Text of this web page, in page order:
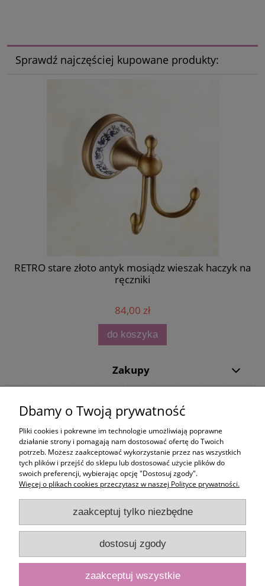
Sprawdź najczęściej kupowane produkty:
RETRO stare złoto antyk mosiądz wieszak haczyk na
ręczniki
84,00 zł
do koszyka
Zakupy
Moje konto
Informacje
Dbamy o Twoją prywatność
Pliki cookies i pokrewne im technologie umożliwiają poprawne
działanie strony i pomagają nam dostosować ofertę do Twoich
potrzeb. Możesz zaakceptować wykorzystanie przez nas wszystkich
tych plików i przejść do sklepu lub dostosować użycie plików do
swoich preferencji, wybierając opcję "Dostosuj zgody".
Więcej o plikach cookies przeczytasz w naszej Polityce prywatności.
zaakceptuj tylko niezbędne
dostosuj zgody
zaakceptuj wszystkie